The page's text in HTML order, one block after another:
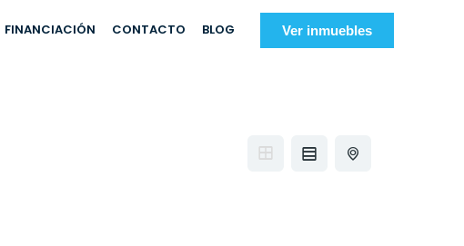
FINANCIACIÓN CONTACTO BLOG Ver inmuebles